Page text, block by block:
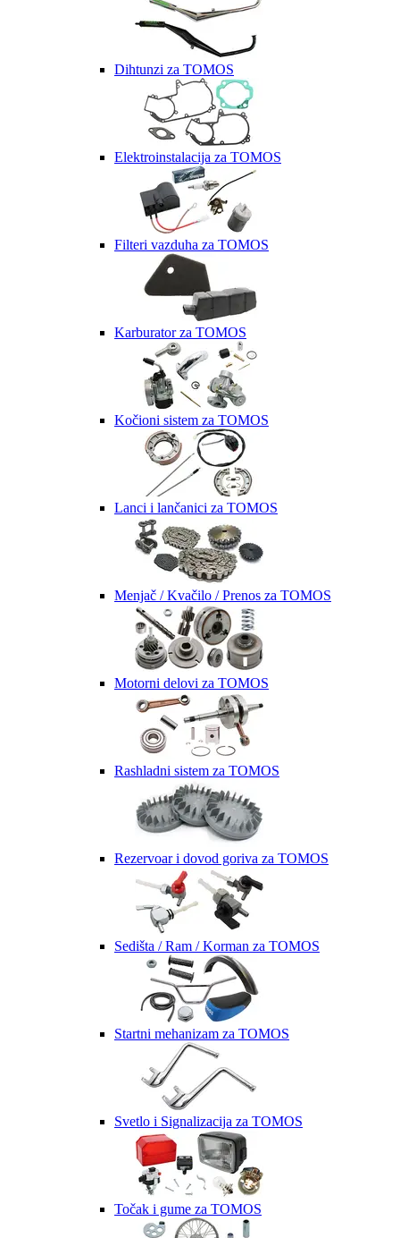
Dihtunzi za TOMOS
Elektroinstalacija za TOMOS
Filteri vazduha za TOMOS
Karburator za TOMOS
Kočioni sistem za TOMOS
Lanci i lančanici za TOMOS
Menjač / Kvačilo / Prenos za TOMOS
Motorni delovi za TOMOS
Rashladni sistem za TOMOS
Rezervoar i dovod goriva za TOMOS
Sedišta / Ram / Korman za TOMOS
Startni mehanizam za TOMOS
Svetlo i Signalizacija za TOMOS
Točak i gume za TOMOS